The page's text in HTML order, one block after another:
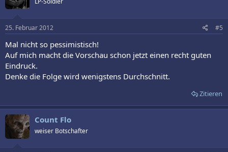
25. Februar 2012 #5
Mal nicht so pessimistisch!
Auf mich macht die Vorschau schon jetzt einen recht guten
Eindruck.
Denke die Folge wird wenigstens Durchschnitt.
Zitieren
Count Flo
weiser Botschafter